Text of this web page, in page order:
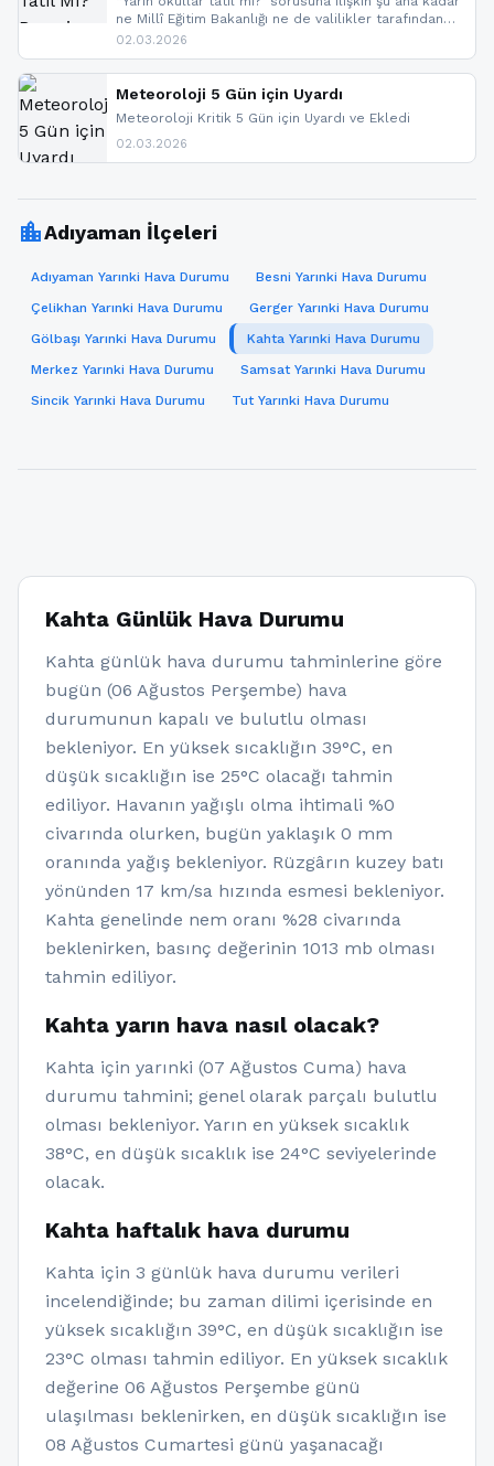
ne Millî Eğitim Bakanlığı ne de valilikler tarafından
yapılmış resmi bir tatil açıklaması bulunmamaktadır.
paylaşacağız. En hızlı şekilde haberdar olmak için
sitemizi takip edebilir ve bildirimleri açabilirsiniz.
02.03.2026
Meteoroloji 5 Gün için Uyardı
Meteoroloji Kritik 5 Gün için Uyardı ve Ekledi
02.03.2026
location_cityAdıyaman İlçeleri
Adıyaman Yarınki Hava Durumu
Besni Yarınki Hava Durumu
Çelikhan Yarınki Hava Durumu
Gerger Yarınki Hava Durumu
Gölbaşı Yarınki Hava Durumu
Kahta Yarınki Hava Durumu
Merkez Yarınki Hava Durumu
Samsat Yarınki Hava Durumu
Sincik Yarınki Hava Durumu
Tut Yarınki Hava Durumu
Kahta Günlük Hava Durumu
Kahta günlük hava durumu tahminlerine göre
bugün (06 Ağustos Perşembe) hava
durumunun kapalı ve bulutlu olması
bekleniyor. En yüksek sıcaklığın 39°C, en
düşük sıcaklığın ise 25°C olacağı tahmin
ediliyor. Havanın yağışlı olma ihtimali %0
civarında olurken, bugün yaklaşık 0 mm
oranında yağış bekleniyor. Rüzgârın kuzey batı
yönünden 17 km/sa hızında esmesi bekleniyor.
Kahta genelinde nem oranı %28 civarında
beklenirken, basınç değerinin 1013 mb olması
tahmin ediliyor.
Kahta yarın hava nasıl olacak?
Kahta için yarınki (07 Ağustos Cuma) hava
durumu tahmini; genel olarak parçalı bulutlu
olması bekleniyor. Yarın en yüksek sıcaklık
38°C, en düşük sıcaklık ise 24°C seviyelerinde
olacak.
Kahta haftalık hava durumu
Kahta için 3 günlük hava durumu verileri
incelendiğinde; bu zaman dilimi içerisinde en
yüksek sıcaklığın 39°C, en düşük sıcaklığın ise
23°C olması tahmin ediliyor. En yüksek sıcaklık
değerine 06 Ağustos Perşembe günü
ulaşılması beklenirken, en düşük sıcaklığın ise
08 Ağustos Cumartesi günü yaşanacağı